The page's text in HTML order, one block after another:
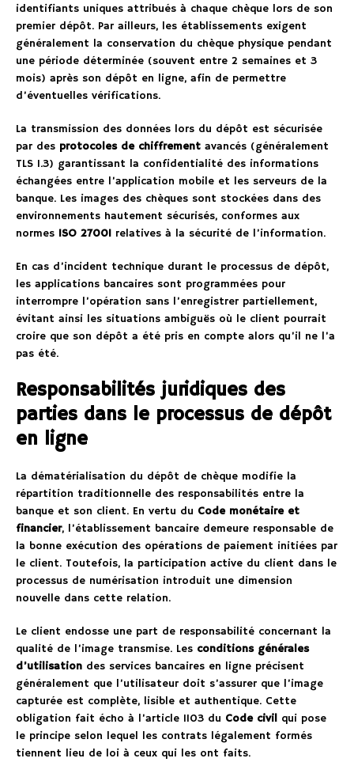
identifiants uniques attribués à chaque chèque lors de son
premier dépôt. Par ailleurs, les établissements exigent
généralement la conservation du chèque physique pendant
une période déterminée (souvent entre 2 semaines et 3
mois) après son dépôt en ligne, afin de permettre
d’éventuelles vérifications.
La transmission des données lors du dépôt est sécurisée
par des protocoles de chiffrement avancés (généralement
TLS 1.3) garantissant la confidentialité des informations
échangées entre l’application mobile et les serveurs de la
banque. Les images des chèques sont stockées dans des
environnements hautement sécurisés, conformes aux
normes ISO 27001 relatives à la sécurité de l’information.
En cas d’incident technique durant le processus de dépôt,
les applications bancaires sont programmées pour
interrompre l’opération sans l’enregistrer partiellement,
évitant ainsi les situations ambiguës où le client pourrait
croire que son dépôt a été pris en compte alors qu’il ne l’a
pas été.
Responsabilités juridiques des
parties dans le processus de dépôt
en ligne
La dématérialisation du dépôt de chèque modifie la
répartition traditionnelle des responsabilités entre la
banque et son client. En vertu du Code monétaire et
financier, l’établissement bancaire demeure responsable de
la bonne exécution des opérations de paiement initiées par
le client. Toutefois, la participation active du client dans le
processus de numérisation introduit une dimension
nouvelle dans cette relation.
Le client endosse une part de responsabilité concernant la
qualité de l’image transmise. Les conditions générales
d’utilisation des services bancaires en ligne précisent
généralement que l’utilisateur doit s’assurer que l’image
capturée est complète, lisible et authentique. Cette
obligation fait écho à l’article 1103 du Code civil qui pose
le principe selon lequel les contrats légalement formés
tiennent lieu de loi à ceux qui les ont faits.